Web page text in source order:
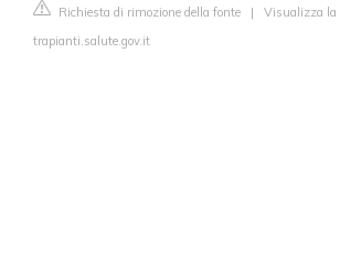
Richiesta di rimozione della fonte | Visualizza la
trapianti.salute.gov.it